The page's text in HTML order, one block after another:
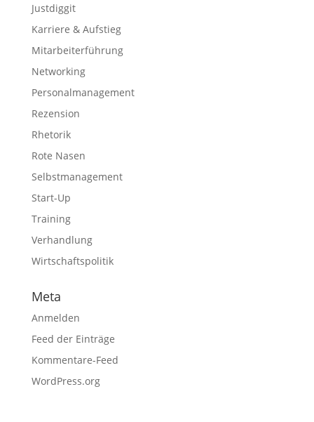
Justdiggit
Karriere & Aufstieg
Mitarbeiterführung
Networking
Personalmanagement
Rezension
Rhetorik
Rote Nasen
Selbstmanagement
Start-Up
Training
Verhandlung
Wirtschaftspolitik
Meta
Anmelden
Feed der Einträge
Kommentare-Feed
WordPress.org